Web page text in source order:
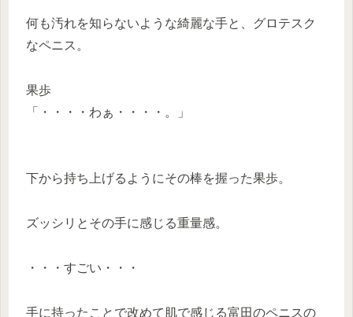
何も汚れを知らないような綺麗な手と、グロテスク
なペニス。
果歩
「・・・・わぁ・・・・。」
下から持ち上げるようにその棒を握った果歩。
ズッシリとその手に感じる重量感。
・・・すごい・・・
手に持ったことで改めて肌で感じる富田のペニスの